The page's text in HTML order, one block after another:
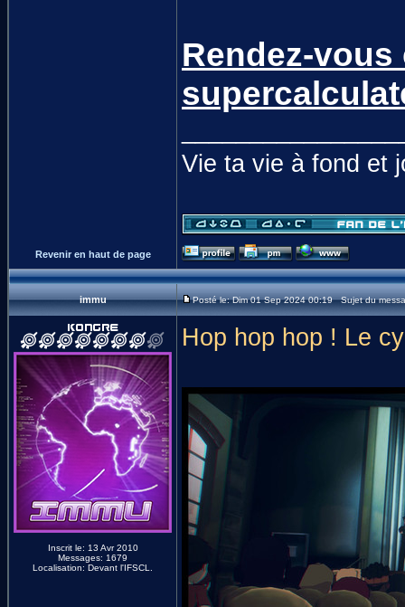
Rendez-
Vie ta vie à fond et
Revenir en haut de page
immu Posté le: Dim 01 Sep 2024 00:19 Sujet du
Inscrit le: 13 Avr 2010
Messages: 1679
Localisation: Devant l'IFSCL.
Hop hop hop ! Le